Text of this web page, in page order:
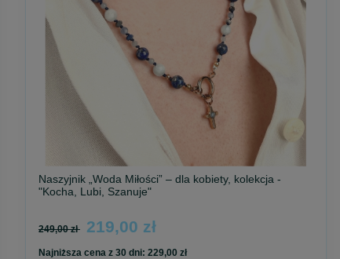
Naszyjnik „Woda Miłości” – dla kobiety, kolekcja -
"Kocha, Lubi, Szanuje"
249,00 zł 219,00 zł
Najniższa cena z 30 dni: 229,00 zł